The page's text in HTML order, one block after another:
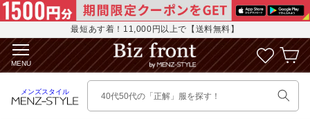
コンテ
ンツに
最短あす着！11,000円以上で【送料無料】
MENU
に
入
り
リ
ス
ト
見
カ
ー
ト
メンズスタイル 40代50代の「正解」服を探す！